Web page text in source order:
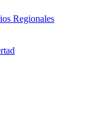
Regionales